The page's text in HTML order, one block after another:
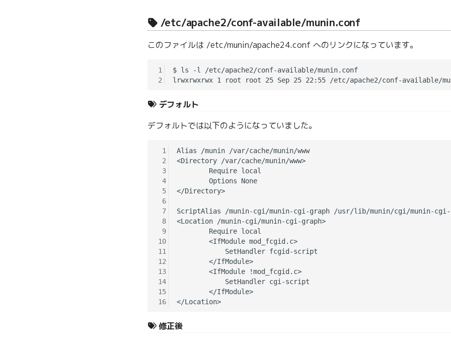
/etc/apache2/conf-available/munin.conf
このファイルは /etc/munin/apache24.conf へのリンクになっています。
1
2
$ ls -l /etc/apache2/conf-available/munin.conf
デフォルト
デフォルトでは以下のようになっていました。
1
2
3
4
5
6
7
8
9
10
11
12
13
14
15
16
Alias /munin /var/cache/munin/www
<Directory /var/cache/munin/www>
        Require local
        Options None
</Directory>
ScriptAlias /munin-cgi/munin-cgi-graph /usr/lib/munin/cgi/munin-cgi-
<Location /munin-cgi/munin-cgi-graph>
        Require local
        <IfModule mod_fcgid.c>
            SetHandler fcgid-script
        </IfModule>
        <IfModule !mod_fcgid.c>
            SetHandler cgi-script
        </IfModule>
</Location>
修正後